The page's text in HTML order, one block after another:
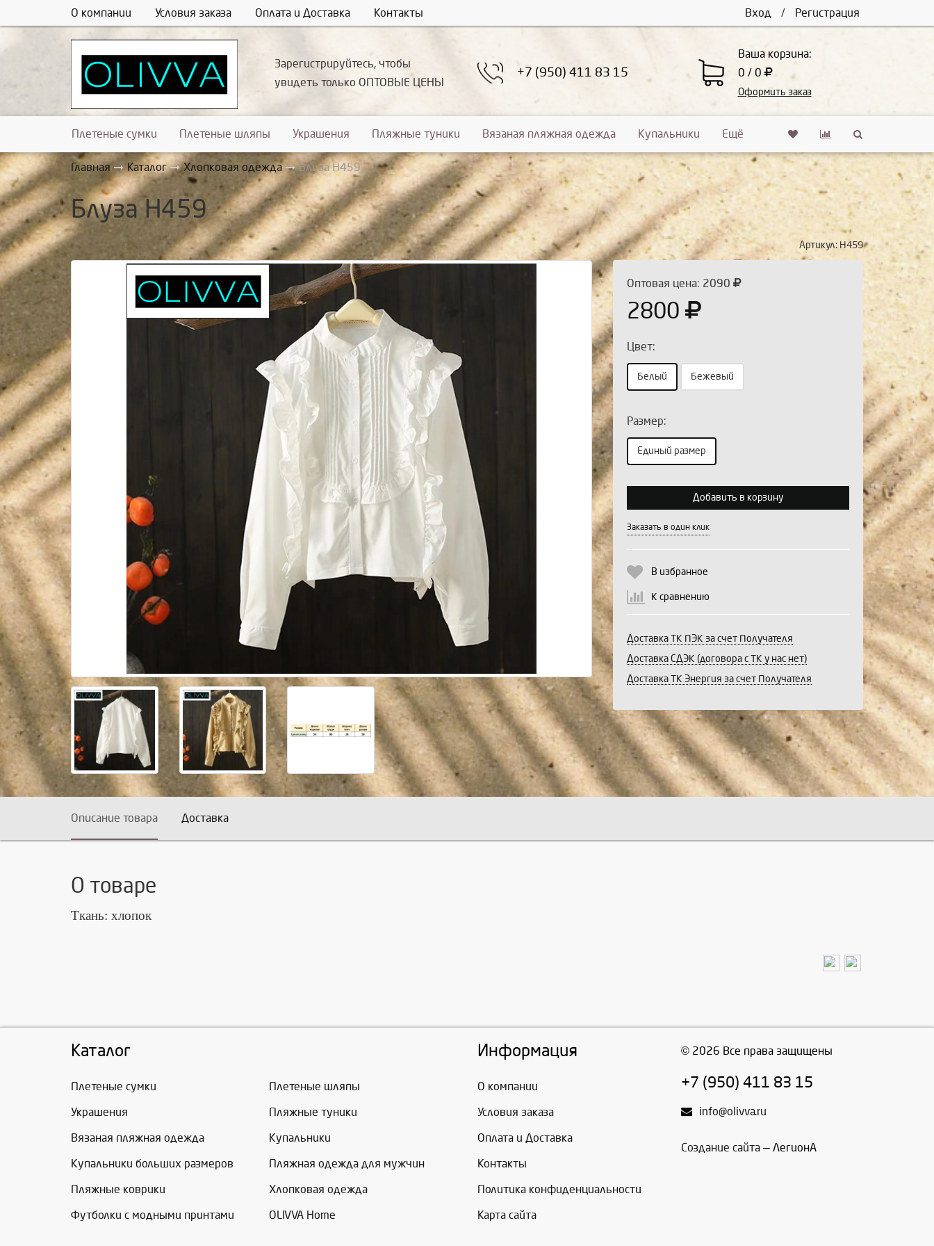
О компании Условия заказа Оплата и Доставка Контакты Вход / Регистрация
Зарегистрируйтесь, чтобы
увидеть только ОПТОВЫЕ ЦЕНЫ
+7 (950) 411 83 15
Ваша корзина:
0 / 0
Оформить заказ
Плетеные сумки Плетеные шляпы Украшения Пляжные туники Вязаная пляжная одежда Купальники Ещё
Главная Каталог Хлопковая одежда Блуза Н459
Блуза Н459
Артикул: Н459
Оптовая цена: 2090
2800
Цвет:
Белый Бежевый
Размер:
Единый размерВыберите количество:
Продолжить Отмена
Добавить в корзину
Заказать в один клик
В избранное
К сравнению
Доставка ТК ПЭК за счет Получателя
Доставка СДЭК (договора с ТК у нас нет)
Доставка ТК Энергия за счет Получателя
Описание товара Доставка
О товаре
Ткань: хлопок
Каталог
Плетеные сумки Плетеные шляпы
Украшения Пляжные туники
Вязаная пляжная одежда Купальники
Купальники больших размеров Пляжная одежда для мужчин
Пляжные коврики Хлопковая одежда
Футболки с модными принтами OLIVVA Home
Информация
О компании
Условия заказа
Оплата и Доставка
Контакты
Политика конфиденциальности
Карта сайта
© 2026 Все права защищены
+7 (950) 411 83 15
info@olivva.ru
Создание сайта— ЛегионА